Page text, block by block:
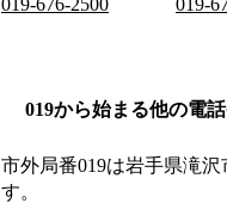
019から始まる他の電
市外局番019は岩手県滝沢
す。